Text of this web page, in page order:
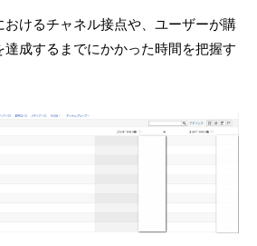
おけるチャネル接点や、ユーザーが購
達成するまでにかかった時間を把握す